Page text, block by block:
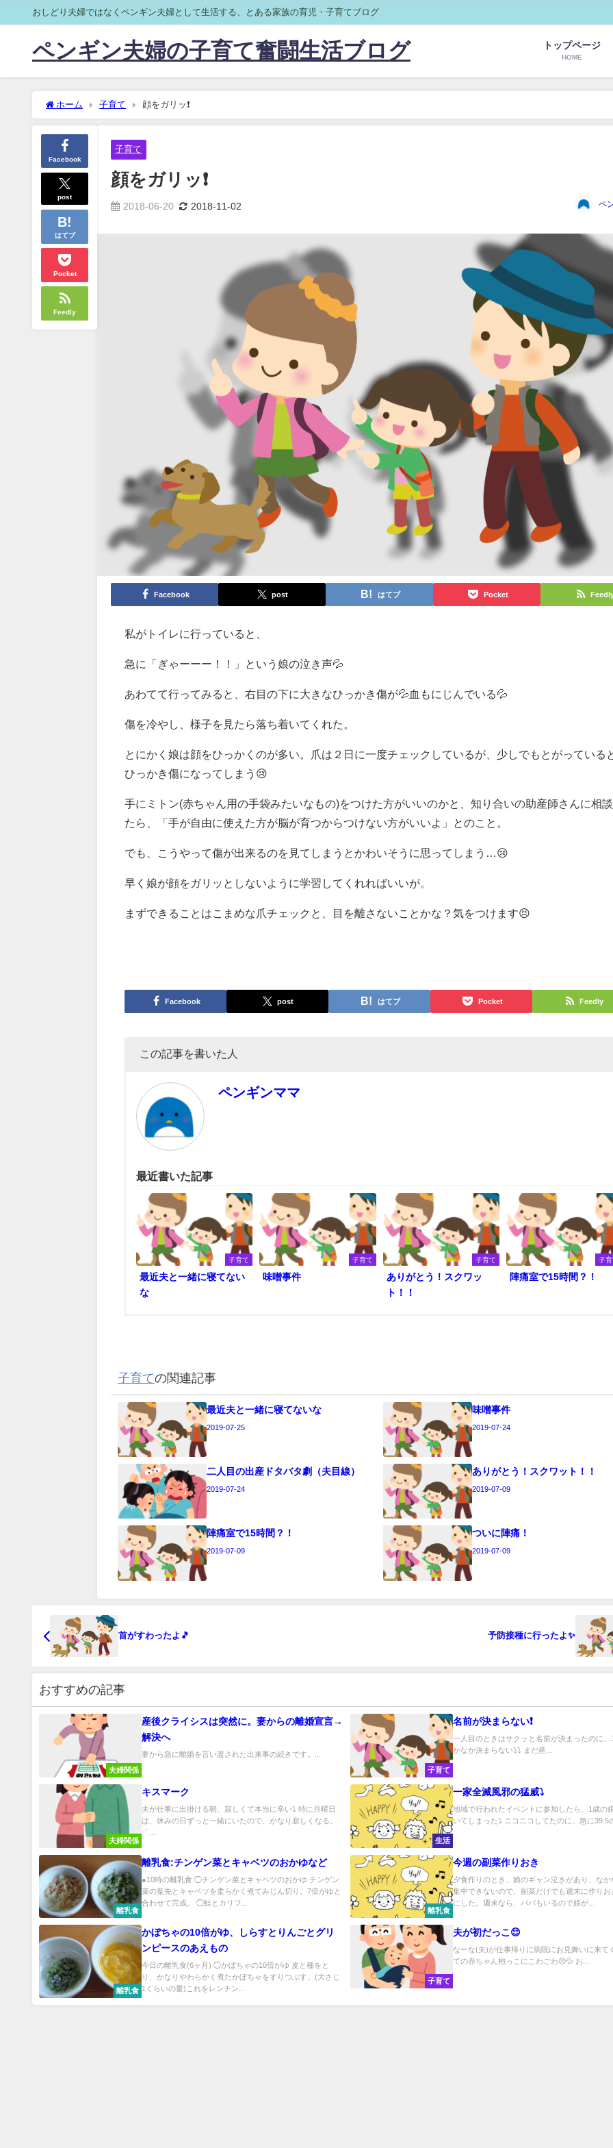
おしどり夫婦ではなくペンギン夫婦として生活する、とある家族の育児・子育てブログ
ペンギン夫婦の子育て奮闘生活ブログ トップページ
HOME
ホーム 子育て 顔をガリッ❗
Facebook
post
はてブ
Pocket
Feedly
子育て
顔をガリッ❗
2018-06-20 2018-11-02 ペ
Facebook post はてブ Pocket
私がトイレに行っていると、
急に「ぎゃーーー！！」という娘の泣き声💦
あわてて行ってみると、右目の下に大きなひっかき傷が💦血もにじんでいる💦
傷を冷やし、様子を見たら落ち着いてくれた。
とにかく娘は顔をひっかくのが多い。爪は２日に一度チェックしているが、少しでもとがっている
ひっかき傷になってしまう😢
手にミトン(赤ちゃん用の手袋みたいなもの)をつけた方がいいのかと、知り合いの助産師さんに相
たら、「手が自由に使えた方が脳が育つからつけない方がいいよ」とのこと。
でも、こうやって傷が出来るのを見てしまうとかわいそうに思ってしまう…😢
早く娘が顔をガリッとしないように学習してくれればいいが。
まずできることはこまめな爪チェックと、目を離さないことかな？気をつけます😣
Facebook post はてブ Pocket Feedly
この記事を書いた人
ペンギンママ
最近書いた記事
子育て
最近夫と一緒に寝てない
な
子育て
味噌事件
子育て
ありがとう！スクワッ
ト！！
子
陣痛室で15時間？！
子育ての関連記事
最近夫と一緒に寝てないな
2019-07-25
味噌事件
2019-07-24
二人目の出産ドタバタ劇（夫目線）
2019-07-24
ありがとう！スクワット！！
2019-07-09
陣痛室で15時間？！
2019-07-09
ついに陣痛！
2019-07-09
首がすわったよ🎵 予防接種に行ったよ✨
おすすめの記事
夫婦関係
産後クライシスは突然に。妻からの離婚宣言→
解決へ
妻から急に離婚を言い渡された出来事の続きです。...
子育て
名前が決まらない❗
一人目のときはサクッと名前が決まったのに、
かなか決まらない⤵️⤵️ まだ産...
夫婦関係
キスマーク
夫が仕事に出掛ける朝、寂しくて本当に辛い⤵️ 特に月曜日
は、休みの日ずっと一緒にいたので、かなり寂しくなる。
「...
生活
一家全滅風邪の猛威⤵️
地域で行われたイベントに参加したら、1歳の
いてしまった⤵️ ニコニコしてたのに、急に39.5
離乳食
離乳食:チンゲン菜とキャベツのおかゆなど
●10時の離乳食 ◯チンゲン菜とキャベツのおかゆ チンゲン
菜の葉先とキャベツを柔らかく煮てみじん切り。7倍がゆと
合わせて完成。 ◯鮭とカリフ...
離乳食
今週の副菜作りおき
夕食作りのとき、娘のギャン泣きがあり、なか
集中できないので、副菜だけでも週末に作りお
にした。週末なら、パパもいるので娘が...
離乳食
かぼちゃの10倍がゆ、しらすとりんごとグリ
ンピースのあえもの
今日の離乳食(6ヶ月) ◯かぼちゃの10倍がゆ 皮と種をと
り、かなりやわらかく煮たかぼちゃをすりつぶす。(大さじ
1くらいの量)これをレンチン...
子育て
夫が初だっこ😌
なーな(夫)が仕事帰りに病院にお見舞いに来て
ての赤ちゃん抱っこにこわごわ😣💦 お...